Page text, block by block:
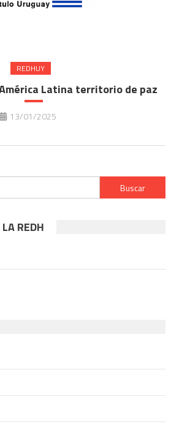
REDHUY
Latina territorio de paz
13/01/2025
Buscar:
REDH